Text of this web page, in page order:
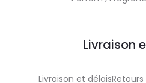
Livraison
Livraison et